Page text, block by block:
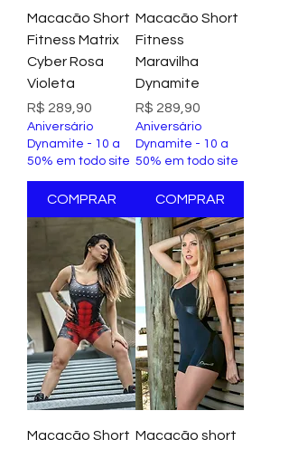
Macacão Short
Fitness Matrix
Cyber Rosa
Violeta
Preço
R$ 289,90
Aniversário
Dynamite - 10 a
50% em todo site
COMPRAR
Macacão Short
Fitness
Maravilha
Dynamite
Preço
R$ 289,90
Aniversário
Dynamite - 10 a
50% em todo site
COMPRAR
Macacão Short Macacão short